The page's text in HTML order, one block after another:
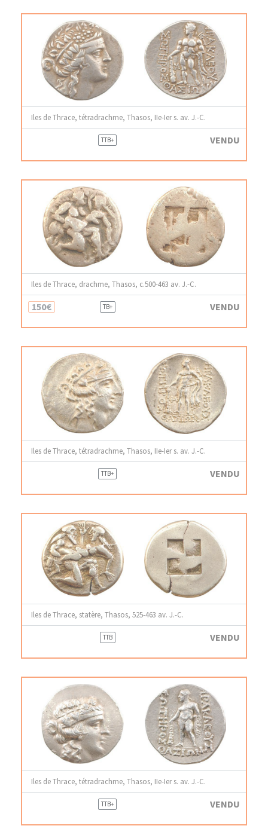
Iles de Thrace, tétradrachme, Thasos, IIe-Ier s. av. J.-C.
TTB+ VENDU
Iles de Thrace, drachme, Thasos, c.500-463 av. J.-C.
150€ TB+ VENDU
Iles de Thrace, tétradrachme, Thasos, IIe-Ier s. av. J.-C.
TTB+ VENDU
Iles de Thrace, statère, Thasos, 525-463 av. J.-C.
TTB VENDU
Iles de Thrace, tétradrachme, Thasos, IIe-Ier s. av. J.-C.
TTB+ VENDU